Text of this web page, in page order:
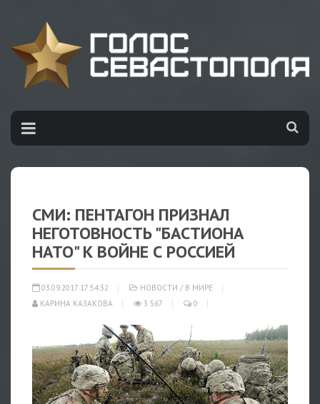
СМИ: ПЕНТАГОН ПРИЗНАЛ
НЕГОТОВНОСТЬ "БАСТИОНА
НАТО" К ВОЙНЕ С РОССИЕЙ
03.09.2017 17:54:32 НОВОСТИ / В МИРЕ
КАРИНА КАЗАКОВА
3 567 0